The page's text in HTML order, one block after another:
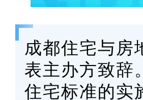
成都住宅与房
表主办方致辞
住宅标准的实